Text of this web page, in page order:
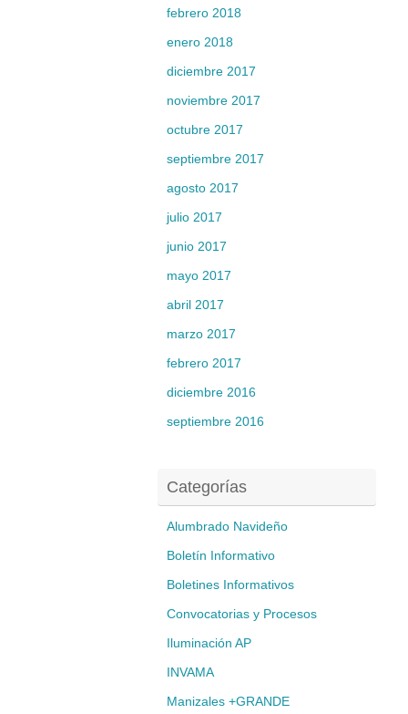
febrero 2018
enero 2018
diciembre 2017
noviembre 2017
octubre 2017
septiembre 2017
agosto 2017
julio 2017
junio 2017
mayo 2017
abril 2017
marzo 2017
febrero 2017
diciembre 2016
septiembre 2016
Categorías
Alumbrado Navideño
Boletín Informativo
Boletines Informativos
Convocatorias y Procesos
Iluminación AP
INVAMA
Manizales +GRANDE